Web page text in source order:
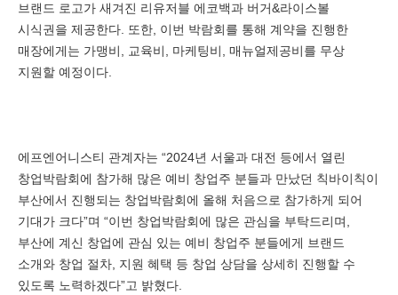
브랜드 로고가 새겨진 리유저블 에코백과 버거&라이스볼
시식권을 제공한다. 또한, 이번 박람회를 통해 계약을 진행한
매장에게는 가맹비, 교육비, 마케팅비, 매뉴얼제공비를 무상
지원할 예정이다.
에프엔어니스티 관계자는 “2024년 서울과 대전 등에서 열린
창업박람회에 참가해 많은 예비 창업주 분들과 만났던 칙바이칙이
부산에서 진행되는 창업박람회에 올해 처음으로 참가하게 되어
기대가 크다”며 “이번 창업박람회에 많은 관심을 부탁드리며,
부산에 계신 창업에 관심 있는 예비 창업주 분들에게 브랜드
소개와 창업 절차, 지원 혜택 등 창업 상담을 상세히 진행할 수
있도록 노력하겠다”고 밝혔다.